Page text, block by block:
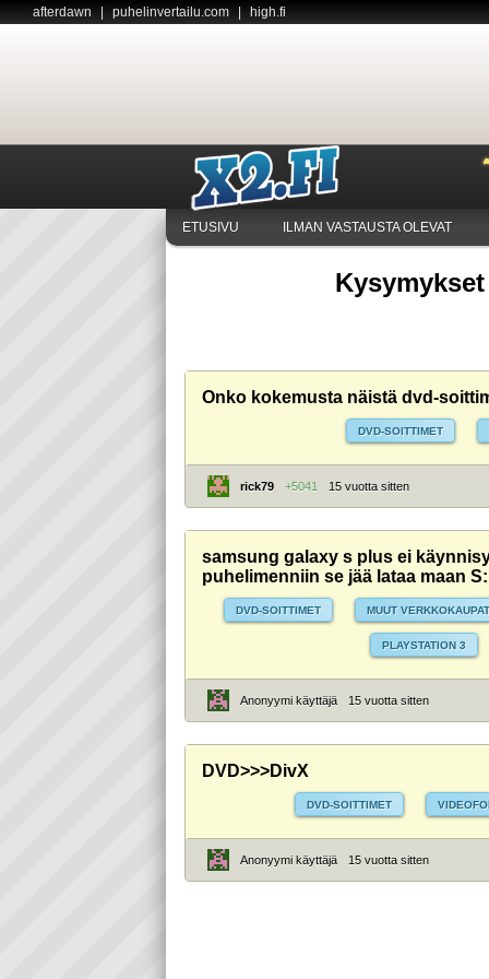
afterdawn puhelinvertailu.com high.fi
ETUSIVU ILMAN VASTAUSTA OLEVAT
Onko kokemusta näistä dvd-
DVD-SOITTIMET
rick79 +5041 15 vuotta sitten
samsung galaxy s plus ei
puhelimenniin se jää lataa maan
DVD-SOITTIMET MUUT
PLAYSTATION 3
Anonyymi käyttäjä 15 vuotta sitten
DVD>>>DivX
DVD-SOITTIMET
Anonyymi käyttäjä 15 vuotta sitten